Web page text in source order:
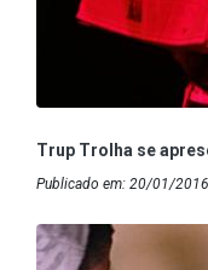
Trup Trolha se
Publicado em: 20/01/2016